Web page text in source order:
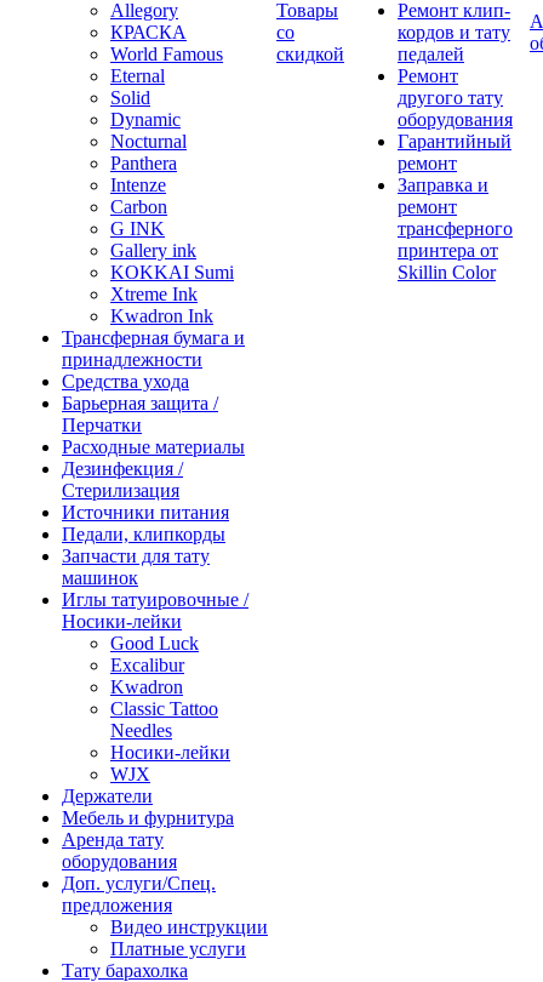
Allegory
КРАСКА
World Famous
Eternal
Solid
Dynamic
Nocturnal
Panthera
Intenze
Carbon
G INK
Gallery ink
KOKKAI Sumi
Xtreme Ink
Kwadron Ink
Трансферная бумага и
принадлежности
Средства ухода
Барьерная защита /
Перчатки
Расходные материалы
Дезинфекция /
Стерилизация
Источники питания
Педали, клипкорды
Запчасти для тату
машинок
Иглы татуировочные /
Носики-лейки
Good Luck
Excalibur
Kwadron
Classic Tattoo
Needles
Носики-лейки
WJX
Держатели
Мебель и фурнитура
Аренда тату
оборудования
Доп. услуги/Спец.
предложения
Видео инструкции
Платные услуги
Тату барахолка
Товары
со
скидкой
Ремонт клип-
кордов и тату
педалей
Ремонт
другого тату
оборудования
Гарантийный
ремонт
Заправка и
ремонт
трансферного
принтера от
Skillin Color